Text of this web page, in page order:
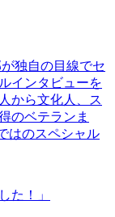
独自の目線でセ
インタビューを
から文化人、ス
のベテランま
はのスペシャル
た！」